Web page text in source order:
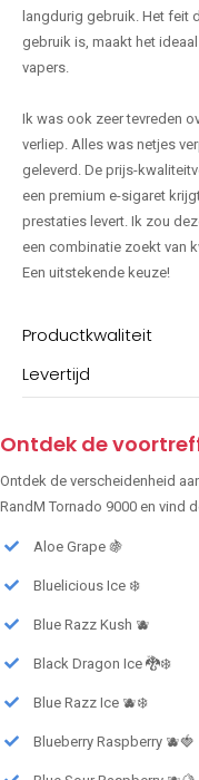
langdurig gebruik. Het feit
gebruik is, maakt het
vapers.
Ik was ook zeer tevreden
verliep. Alles was netjes
geleverd. De prijs-
een premium e-sigaret
prestaties levert. Ik zou
een combinatie zoekt van
Een uitstekende keuze!
Productkwaliteit
Levertijd
Ontdek de
Ontdek de verscheidenheid
RandM Tornado 9000 en vind
Aloe Grape 🍇
Bluelicious Ice ❄️
Blue Razz Kush 🫐
Black Dragon Ice 🐉❄️
Blue Razz Ice 🫐❄️
Blueberry Raspberry 🫐🍓